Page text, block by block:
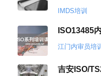
IMDS培训
ISO13485
江门内审员培
吉安ISO/